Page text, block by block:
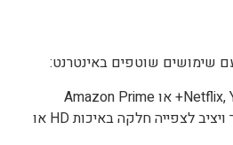
שימושים שוטפים באינטרנט:
– כמו Netflix, YouTube, Partner TV, Disney+ או Amazon Prime
Video. בניגוד לשידור כבלים מסורתי, סטרימינג באינטרנט דורש חיבור מהיר ויציב לצפייה חלקה באיכות HD או